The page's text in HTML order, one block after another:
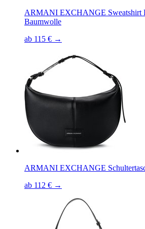
ARMANI EXCHANGE Sweatshirt
Baumwolle
ab 115 € →
ARMANI EXCHANGE
ab 112 € →